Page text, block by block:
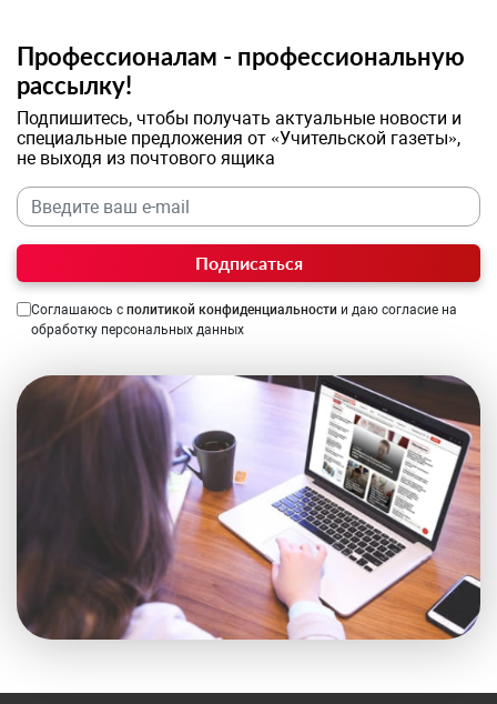
Профессионалам - профессиональную
рассылку!
Подпишитесь, чтобы получать актуальные новости и
специальные предложения от «Учительской газеты»,
не выходя из почтового ящика
Подписаться
Соглашаюсь с политикой конфиденциальности и даю согласие на
обработку персональных данных